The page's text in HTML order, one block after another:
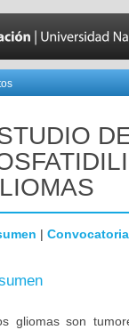
| Convocatoria
gliomas son